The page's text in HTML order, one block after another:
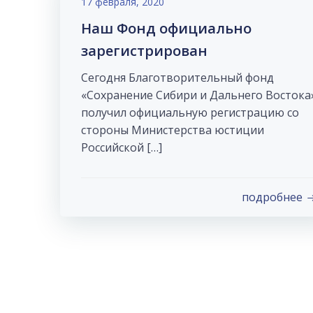
Наш Фонд официально
зарегистрирован
Сегодня Благотворительный фонд
«Сохранение Сибири и Дальнего
получил официальную регистрацию со
стороны Министерства юстиции
Российской […]
подробнее